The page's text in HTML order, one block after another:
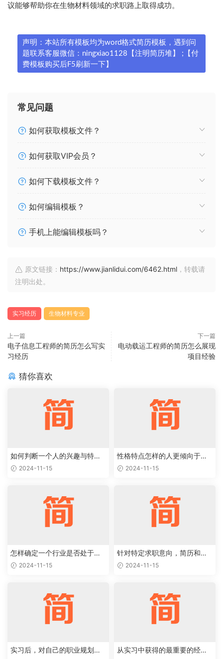
议能够帮助你在生物材料领域的求职路上取得成功。
声明：本站所有模板均为word格式简历模板，遇到问
题联系客服微信：ningxiao1128【注明简历堆】 ;【付
费模板购买后F5刷新一下】
常见问题
如何获取模板文件？
如何获取VIP会员？
如何下载模板文件？
如何编辑模板？
手机上能编辑模板吗？
原文链接： https://www.jianlidui.com/6462.html ，转载请
注明出处。
实习经历 生物材料专业
上一篇
电子信息工程师的简历怎么写实
习经历
下一篇
电动载运工程师的简历怎么展现
项目经验
猜你喜欢
如何判断一个人的兴趣与特定
职业能够完美结合
2024-11-15
性格特点怎样的人更倾向于特
定类型的工作岗位
2024-11-15
怎样确定一个行业是否处于上
升阶段，值得作为求职目标
2024-11-15
针对特定求职意向，简历和求
职信应该如何优化
2024-11-15
实习后，对自己的职业规划有
从实习中获得的最重要的经验